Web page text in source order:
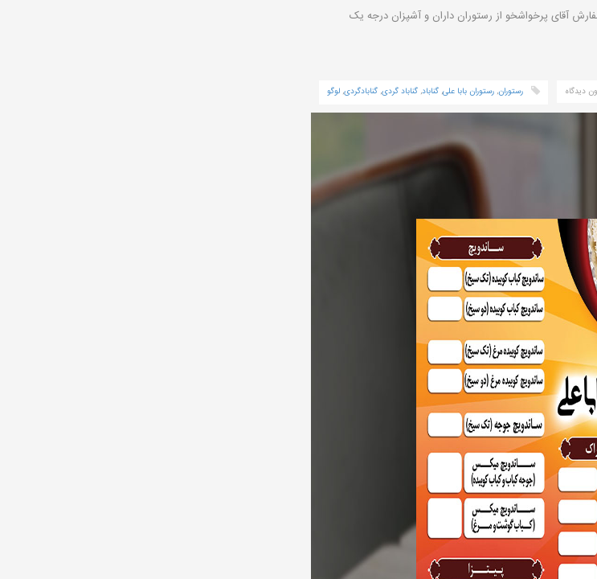
آقای پرخواشخو از رستوران داران و آشپزان درجه یک
دیدگاه رستوران, رستوران بابا علی, گناباد, گناباد گردی, گنابادگردی, لوگو